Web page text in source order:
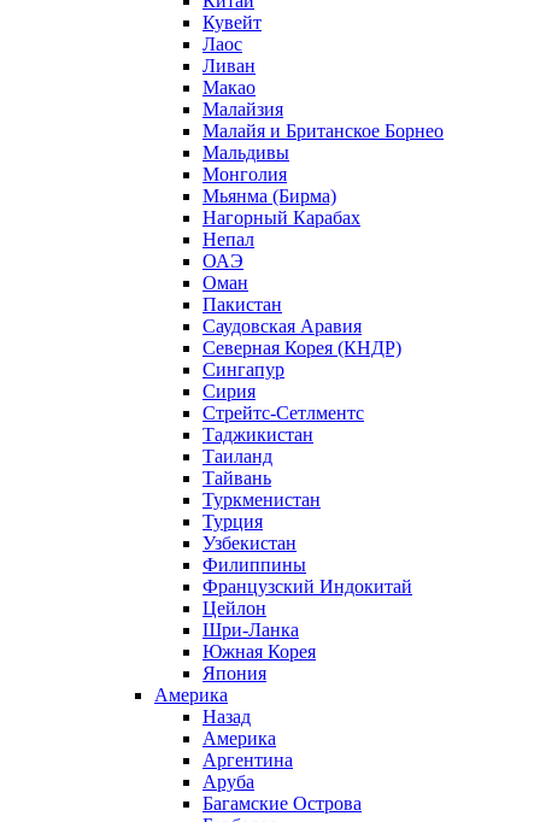
Кувейт
Лаос
Ливан
Макао
Малайзия
Малайя и Британское Борнео
Мальдивы
Монголия
Мьянма (Бирма)
Нагорный Карабах
Непал
ОАЭ
Оман
Пакистан
Саудовская Аравия
Северная Корея (КНДР)
Сингапур
Сирия
Стрейтс-Сетлментс
Таджикистан
Таиланд
Тайвань
Туркменистан
Турция
Узбекистан
Филиппины
Французский Индокитай
Цейлон
Шри-Ланка
Южная Корея
Япония
Америка
Назад
Америка
Аргентина
Аруба
Багамские Острова